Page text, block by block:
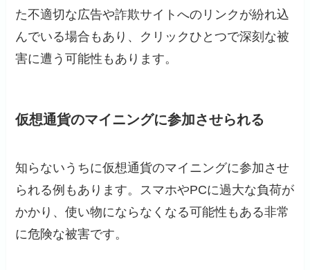
た不適切な広告や詐欺サイトへのリンクが紛れ込
んでいる場合もあり、クリックひとつで深刻な被
害に遭う可能性もあります。
仮想通貨のマイニングに参加させられる
知らないうちに仮想通貨のマイニングに参加させ
られる例もあります。スマホやPCに過大な負荷が
かかり、使い物にならなくなる可能性もある非常
に危険な被害です。